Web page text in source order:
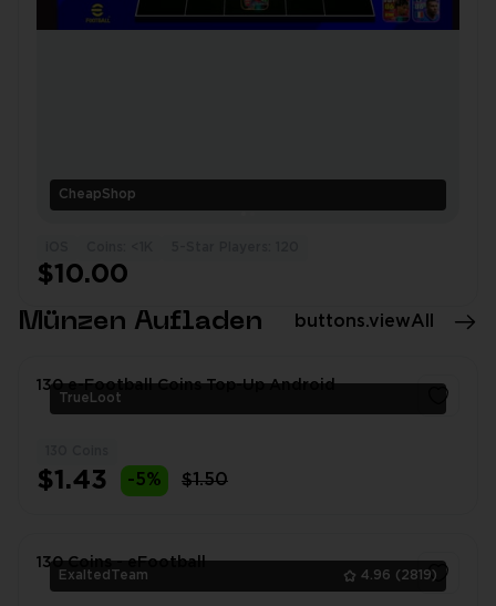
CheapShop
$10.00
Münzen Aufladen buttons.viewAll
TrueLoot
130 e-Football Coins Top-Up Android
$1.43 -5% $1.50
ExaltedTeam 4.96 (2819)
130 Coins - eFootball